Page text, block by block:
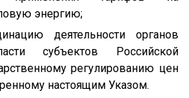
энергию;
деятельности органов
субъектов Российской
регулированию цен
настоящим Указом.